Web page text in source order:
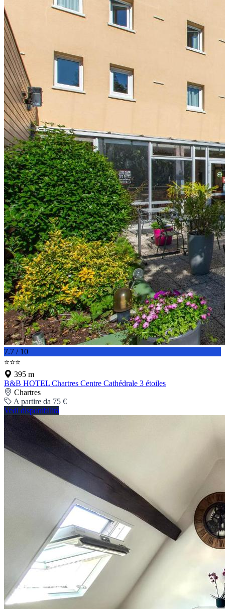
7.7 / 10
⭐⭐⭐
395 m
B&B HOTEL Chartres Centre Cathédrale 3 étoiles
Chartres
A partire da 75 €
Vedi disponibilità